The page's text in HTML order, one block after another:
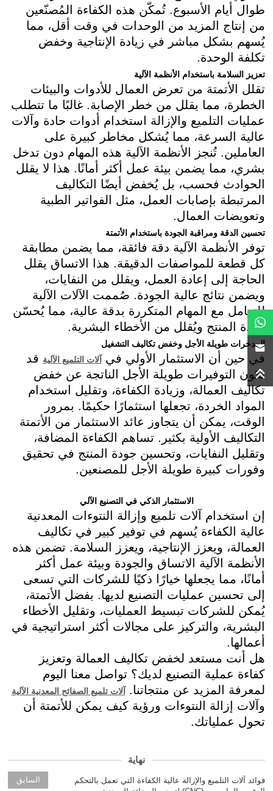
طوال أيام الأسبوع. تُمكّن هذه الكفاءة المُصنّعين
من إنتاج المزيد من الوحدات في وقت أقل، مما
يُسهم بشكل مباشر في زيادة الإنتاجية وخفض
تكلفة الوحدة.
تعزيز السلامة باستخدام الأنظمة الآلية
تقلل الأتمتة من تعرض العمال للأدوات والبيئات
الخطرة، مما يقلل من خطر الإصابة. غالبًا ما تتطلب
عمليات التلميع والإزالة استخدام أدوات حادة وآلات
عالية السرعة، مما يُشكل مخاطر كبيرة على
العاملين. تُنجز الأنظمة الآلية هذه المهام دون تدخل
بشري، مما يضمن بيئة عمل أكثر أمانًا. هذا لا يقلل
الحوادث فحسب، بل يُخفض أيضًا التكاليف
المرتبطة بإصابات العمل، مثل الفواتير الطبية
وتعويضات العمال.
تحسين الدقة ومراقبة الجودة باستخدام الأتمتة
توفر الأنظمة الآلية دقة فائقة، مما يضمن مطابقة
كل قطعة للمواصفات الدقيقة. هذا الاتساق يقلل
الحاجة إلى إعادة العمل، ويقلل من النفايات،
ويضمن نتائج عالية الجودة. صُممت الآلات الآلية
للتعامل مع المهام المتكررة بدقة عالية، مما يُحسّن
جودة المنتج ويُقلل من الأخطاء البشرية.
المدخرات طويلة الأجل وخفض تكاليف التشغيل
في حين أن الاستثمار الأولي في آلات التلميع الآلية قد
تكون التوفيرات طويلة الأجل الناتجة عن خفض
تكاليف العمالة، وزيادة الكفاءة، وتقليل استخدام
المواد الخردة، تجعلها استثمارًا حكيمًا. بمرور
الوقت، يمكن أن يتجاوز عائد الاستثمار من الأتمتة
التكاليف الأولية بكثير. تساهم الكفاءة المضافة،
وتقليل النفايات، وتحسين جودة المنتج في تحقيق
وفورات كبيرة طويلة الأجل للمصنعين.
الاستثمار الذكي في التصنيع الآلي
إن استخدام آلات تلميع وإزالة النتوءات المعدنية
عالية الكفاءة يُسهم في توفير كبير في تكاليف
العمالة، ويعزز الإنتاجية، ويعزز السلامة. تضمن هذه
الأنظمة الآلية الاتساق والجودة وبيئة عمل أكثر
أمانًا، مما يجعلها خيارًا ذكيًا للشركات التي تسعى
إلى تحسين عمليات التصنيع لديها. بفضل الأتمتة،
يُمكن للشركات تبسيط العمليات، وتقليل الأخطاء
البشرية، والتركيز على مجالات أكثر استراتيجية في
أعمالها.
هل أنت مستعد لخفض تكاليف العمالة وتعزيز
كفاءة عملية التصنيع لديك؟ تواصل معنا اليوم
لمعرفة المزيد عن منتجاتنا. آلات تلميع الصفائح المعدنية الآلية
وآلات إزالة النتوءات ورؤية كيف يمكن للأتمتة أن
تحول عملياتك.
نهاية
السابق
فوائد آلات التلميع والإزالة عالية الكفاءة التي تعمل بالتحكم